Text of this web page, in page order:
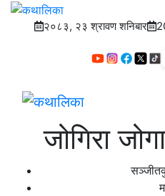
२०८३, २३ श्रावण शनिबार
जोगिरा